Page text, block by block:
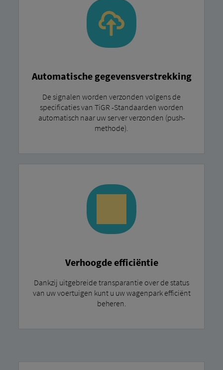
Automatische gegevensverstrekking
De signalen worden verzonden volgens de
specificaties van TiGR -Standaarden worden
automatisch naar uw server verzonden (push-
methode).
Verhoogde efficiëntie
Dankzij uitgebreide transparantie over de status
van uw voertuigen kunt u uw wagenpark efficiënt
beheren.